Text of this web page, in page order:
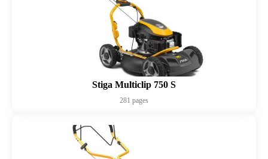
Stiga Multiclip 750 S
281 pages